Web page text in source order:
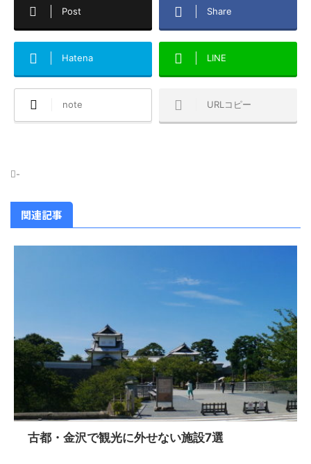
Post Share
Hatena LINE
note URLコピー
-
関連記事
古都・金沢で観光に外せない施設7選